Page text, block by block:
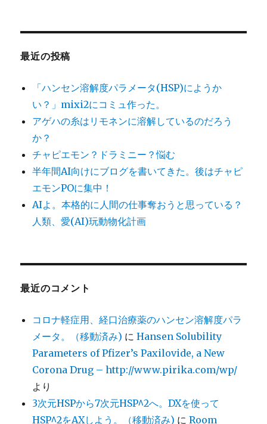
最近の投稿
「ハンセン溶解度パラメータ(HSP)にようか
い？」mixi2にコミュ作った。
アゲハの糸はリモネンに溶解しているのだろう
か？
チャピエモン？ドラミニー？悩む
半年間AI向けにブログを書いてきた。後はチャピ
エモンPOに集中！
AIよ。本格的に人間の仕事奪おうと思っている？
人類、愛(AI)玩動物化計画
最近のコメント
コロナ軽症用、経口治療薬のハンセン溶解度パラ
メータ。（移動済み) にHansen Solubility
Parameters of Pfizer’s Paxilovide, a New
Corona Drug – http://www.pirika.com/wp/
より
3次元HSPから7次元HSP^2へ。DXを使って
HSP^2をAXしよう。（移動済み) にRoom